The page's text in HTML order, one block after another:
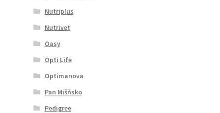
Nutriplus
Nutrivet
Oasy
Opti Life
Optimanova
Pan Mišňsko
Pedigree